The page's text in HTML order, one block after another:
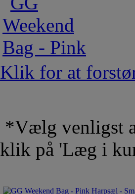
Klik for at
*Vælg venligst
klik på 'Læg i